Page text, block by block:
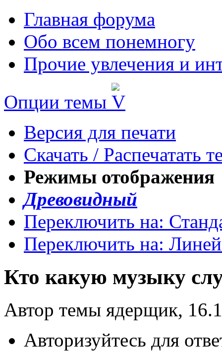
Главная форума
Обо всем понемногу
Прочие увлечения и
Опции темы
Версия для печати
Скачать / Распечатать
Режимы отображения
Древовидный
Переключить на:
Переключить на:
Кто какую музыку
Автор темы ядерщик,
Авторизуйтесь для